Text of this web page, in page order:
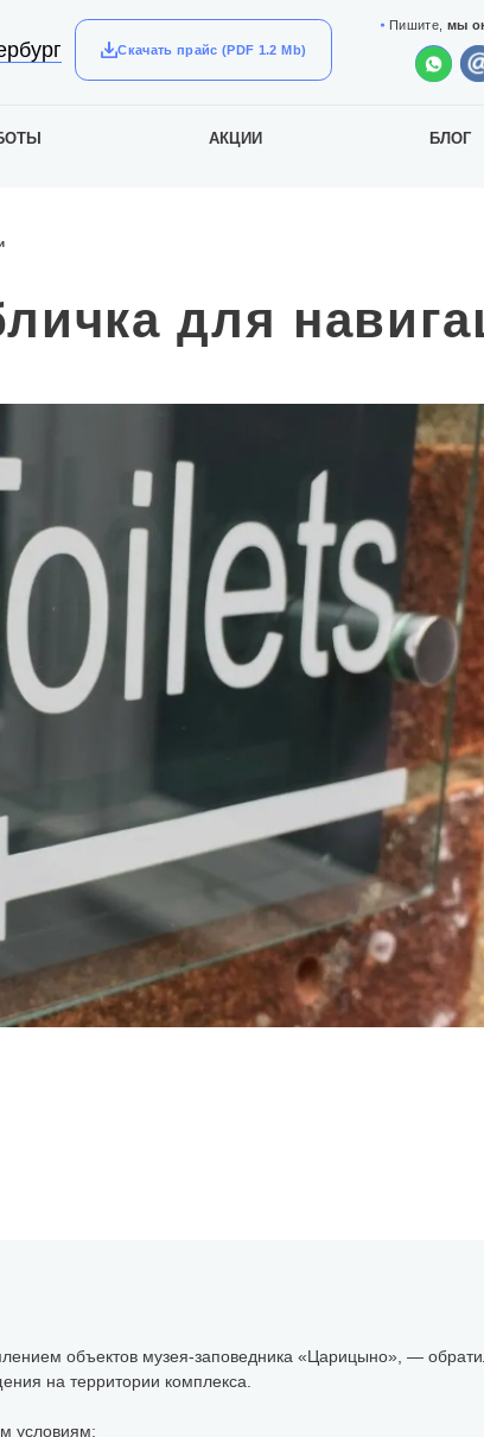
Скачать прайс (PDF 1.2 Mb)
Пишите, мы
АКЦИИ БЛОГ
для
объектов музея-заповедника «Царицыно», —
на территории комплекса.
условиям;